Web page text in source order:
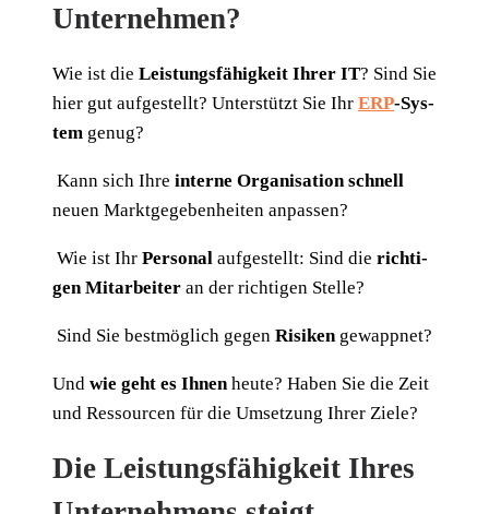
Unternehmen?
Wie ist die Leis­tungs­fä­hig­keit Ihrer IT? Sind Sie
hier gut auf­ge­stellt? Unter­stützt Sie Ihr ERP-Sys­
tem genug?
Kann sich Ihre inter­ne Orga­ni­sa­ti­on schnell
neu­en Markt­ge­ge­ben­hei­ten anpassen?
Wie ist Ihr Per­so­nal auf­ge­stellt: Sind die rich­ti­
gen Mit­ar­bei­ter an der rich­ti­gen Stelle?
Sind Sie best­mög­lich gegen Risi­ken gewappnet?
Und wie geht es Ihnen heu­te? Haben Sie die Zeit
und Res­sour­cen für die Umset­zung Ihrer Ziele?
Die Leistungsfähigkeit Ihres